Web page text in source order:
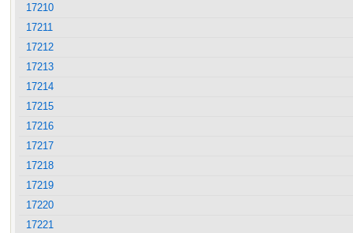
17210
17211
17212
17213
17214
17215
17216
17217
17218
17219
17220
17221